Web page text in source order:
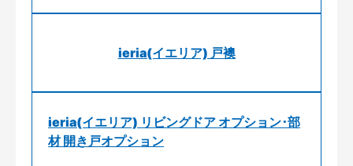
ieria(イエリア) 戸襖
ieria(イエリア) リビングドア オプション･部
材 開き戸オプション